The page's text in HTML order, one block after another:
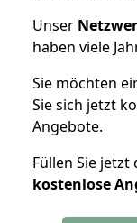
Unser
haben viele
Sie möchten
Sie sich jetzt
Angebote.
Füllen Sie
kostenlose